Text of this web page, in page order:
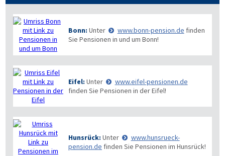
Bonn: Unter www.bonn-pension.de finden
Sie Pensionen in und um Bonn!
Eifel: Unter
www.eifel-pensionen.de
finden Sie Pensionen in der Eifel!
Hunsrück: Unter
www.hunsrueck-
pension.de finden Sie Pensionen im Hunsrück!